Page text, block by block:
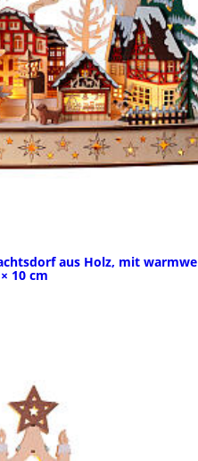
aus Holz, mit
10 cm